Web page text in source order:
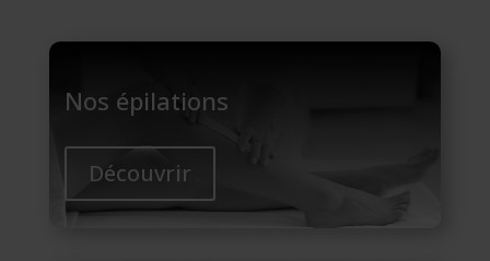
Nos épilations
Découvrir